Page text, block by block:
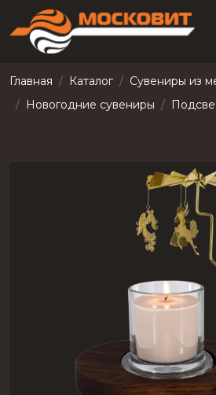
Главная Каталог
Сувениры из
Новогодние сувениры